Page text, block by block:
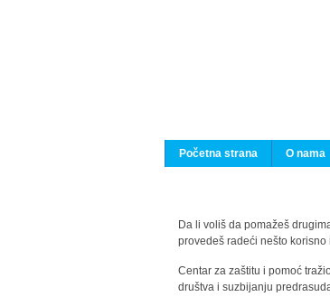
Početna strana
O nama
Da li voliš da pomažeš
provedeš radeći nešto
Centar za zaštitu i pomoć
društva i suzbijanju